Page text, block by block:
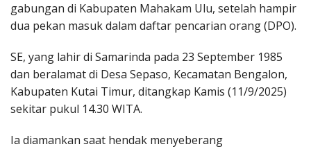
gabungan di Kabupaten Mahakam Ulu, setelah hampir
dua pekan masuk dalam daftar pencarian orang (DPO).
SE, yang lahir di Samarinda pada 23 September 1985
dan beralamat di Desa Sepaso, Kecamatan Bengalon,
Kabupaten Kutai Timur, ditangkap Kamis (11/9/2025)
sekitar pukul 14.30 WITA.
Ia diamankan saat hendak menyeberang